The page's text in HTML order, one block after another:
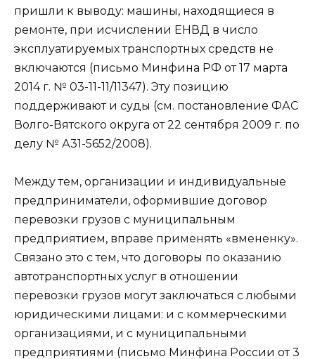
пришли к выводу: машины, находящиеся в
ремонте, при исчислении ЕНВД в число
эксплуатируемых транспортных средств не
включаются (письмо Минфина РФ от 17 марта
2014 г. № 03-11-11/11347). Эту позицию
поддерживают и суды (см. постановление ФАС
Волго-Вятского округа от 22 сентября 2009 г. по
делу № А31-5652/2008).
Между тем, организации и индивидуальные
предприниматели, оформившие договор
перевозки грузов с муниципальным
предприятием, вправе применять «вмененку».
Связано это с тем, что договоры по оказанию
автотранспортных услуг в отношении
перевозки грузов могут заключаться с любыми
юридическими лицами: и с коммерческими
организациями, и с муниципальными
предприятиями (письмо Минфина России от 3